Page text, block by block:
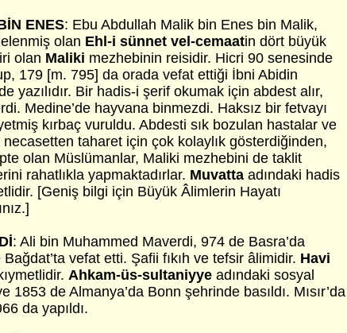
ENES: Ebu Abdullah Malik bin Enes bin Malik,
olan Ehl-i sünnet vel-cemaatin dört büyük
olan Maliki mezhebinin reisidir. Hicri 90 senesinde
179 [m. 795] da orada vefat ettiği İbni Abidin
yazılıdır. Bir hadis-i şerif okumak için abdest alır,
Medine’de hayvana binmezdi. Haksız bir fetvayı
kırbaç vuruldu. Abdesti sık bozulan hastalar ve
taharet için çok kolaylık gösterdiğinden,
olan Müslümanlar, Maliki mezhebini de taklit
rahatlıkla yapmaktadırlar. Muvatta adındaki hadis
[Geniş bilgi için Büyük Âlimlerin Hayatı
: Ali bin Muhammed Maverdi, 974 de Basra’da
vefat etti. Şafii fıkıh ve tefsir âlimidir. Havi
Ahkam-üs-sultaniyye adındaki sosyal
1853 de Almanya’da Bonn şehrinde basıldı. Mısır’da
da yapıldı.